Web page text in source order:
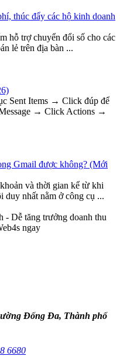
thúc đẩy các hộ kinh doanh
hỗ trợ chuyển đổi số cho các
lẻ trên địa bàn ...
Sent Items → Click đúp để
→ Click Actions →
Gmail được không? (Mới
và thời gian kể từ khi
duy nhất nằm ở công cụ ...
- Dễ tăng trưởng doanh thu
ngay
Đống Đa, Thành phố
6680